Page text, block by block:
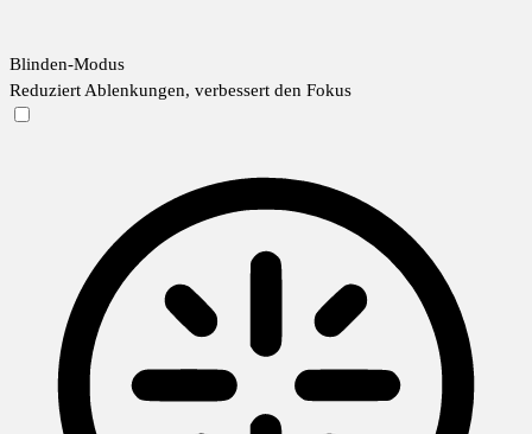
Blinden-Modus
Reduziert Ablenkungen, verbessert den Fokus